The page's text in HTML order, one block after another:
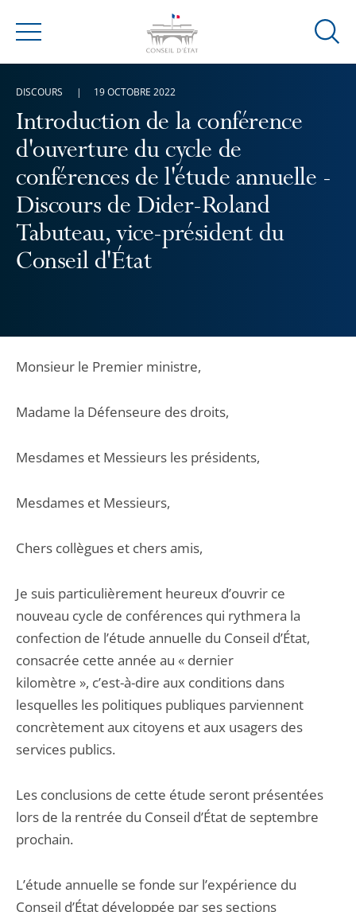
Menu
Ouvrir
Introduction de la conférence
d'ouverture du cycle de
conférences de l'étude annuelle -
Discours de Dider-Roland
Tabuteau, vice-président du
Conseil d'État
DISCOURS 19 OCTOBRE 2022
Monsieur le Premier ministre,
Madame la Défenseure des droits,
Mesdames et Messieurs les présidents,
Mesdames et Messieurs,
Chers collègues et chers amis,
Je suis particulièrement heureux d’ouvrir ce
nouveau cycle de conférences qui rythmera la
confection de l’étude annuelle du Conseil d’État,
consacrée cette année au « dernier
kilomètre », c’est-à-dire aux conditions dans
lesquelles les politiques publiques parviennent
concrètement aux citoyens et aux usagers des
services publics.
Les conclusions de cette étude seront présentées
lors de la rentrée du Conseil d’État de septembre
prochain.
L’étude annuelle se fonde sur l’expérience du
Conseil d’État développée par ses sections